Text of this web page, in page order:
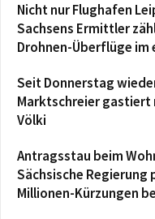
Nicht nur Flughafen
Sachsens Ermittler
Drohnen-Überflüge im
Seit Donnerstag
Marktschreier gastiert
Völki
Antragsstau beim
Sächsische
Millionen-Kürzungen